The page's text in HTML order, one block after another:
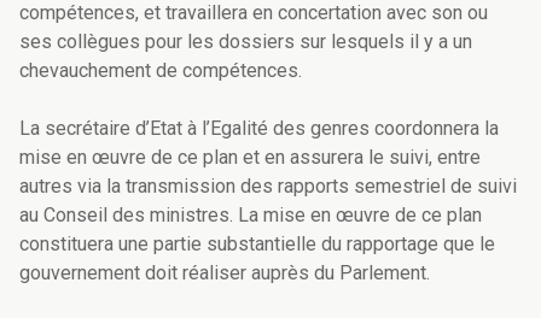
compétences, et travaillera en concertation avec son ou
ses collègues pour les dossiers sur lesquels il y a un
chevauchement de compétences.
La secrétaire d’Etat à l’Egalité des genres coordonnera la
mise en œuvre de ce plan et en assurera le suivi, entre
autres via la transmission des rapports semestriel de suivi
au Conseil des ministres. La mise en œuvre de ce plan
constituera une partie substantielle du rapportage que le
gouvernement doit réaliser auprès du Parlement.